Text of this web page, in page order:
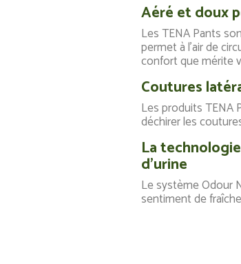
Aéré et doux
Les TENA Pants
permet à l'air de
confort que mérite
Coutures
Les produits TENA
déchirer les
La
d'urine
Le système Odour
sentiment de